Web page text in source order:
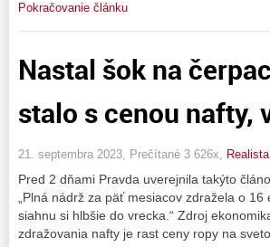
Pokračovanie článku
Nastal šok na
stalo s cenou nafty,
21. septembra 2023, Prečítané 3 626x,
Pred 2 dňami Pravda uverejnila takýto
„Plná nádrž za päť mesiacov zdražela o
siahnu si hlbšie do vrecka.“ Zdroj
zdražovania nafty je rast ceny ropy na